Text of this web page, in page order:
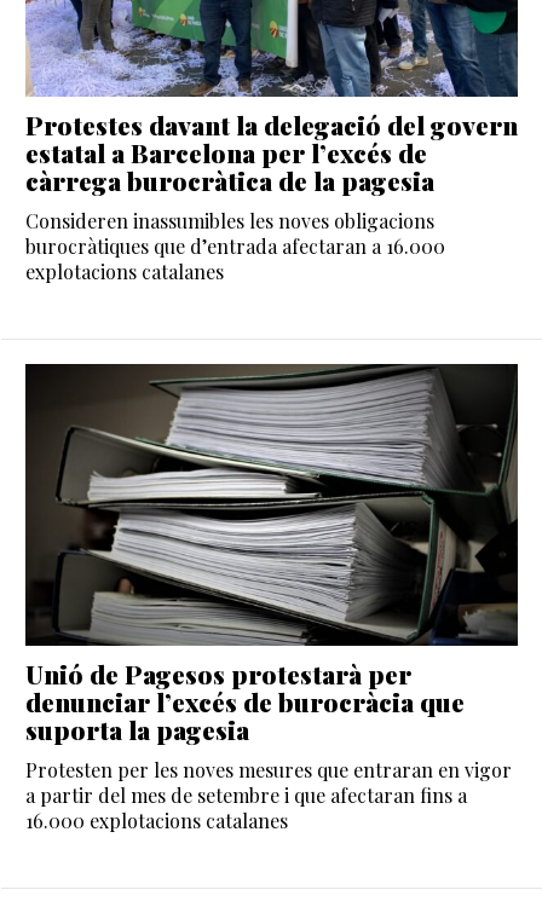
Protestes davant la delegació del govern
estatal a Barcelona per l’excés de
càrrega burocràtica de la pagesia
Consideren inassumibles les noves obligacions
burocràtiques que d’entrada afectaran a 16.000
explotacions catalanes
Unió de Pagesos protestarà per
denunciar l’excés de burocràcia que
suporta la pagesia
Protesten per les noves mesures que entraran en vigor
a partir del mes de setembre i que afectaran fins a
16.000 explotacions catalanes